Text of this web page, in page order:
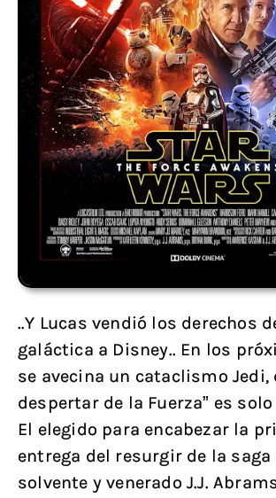
..Y Lucas vendió los derechos
galáctica a Disney.. En los
se avecina un cataclismo Jedi,
despertar de la Fuerza” es
El elegido para encabezar la
entrega del resurgir de la saga
solvente y venerado J.J.